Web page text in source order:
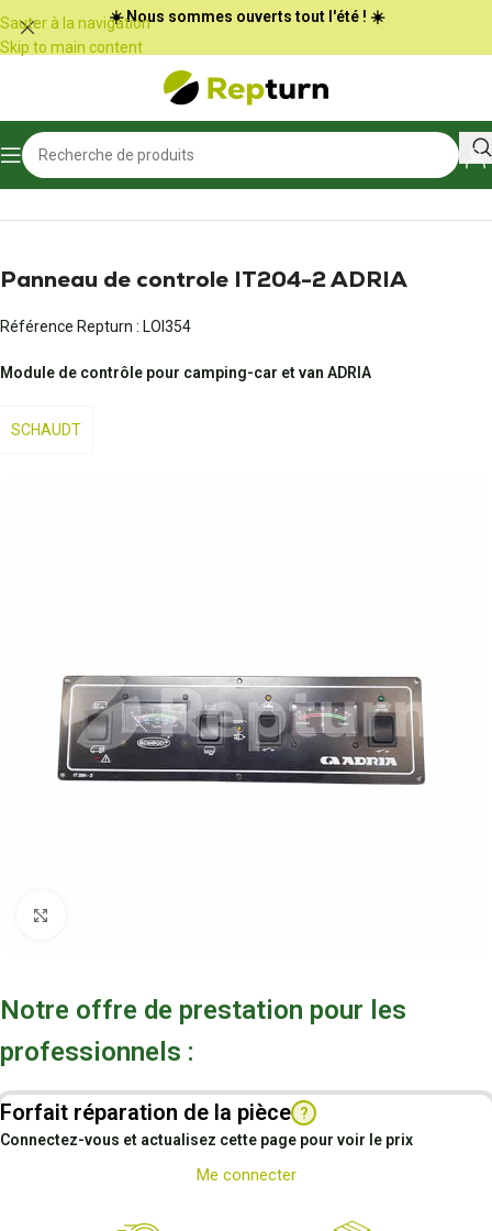
Panneau de gestion des cookies
Sauter à la navigation
Skip to main content
☀️ Nous sommes ouverts tout l'été ! ☀️
Accueil
Panneau de controle IT204-2 ADRIA
Référence Repturn : LOI354
Module de contrôle pour camping-car et van ADRIA
SCHAUDT
Notre offre de prestation pour les
professionnels :
Forfait réparation de la pièce ?
Connectez-vous et actualisez cette page pour voir le prix
Me connecter